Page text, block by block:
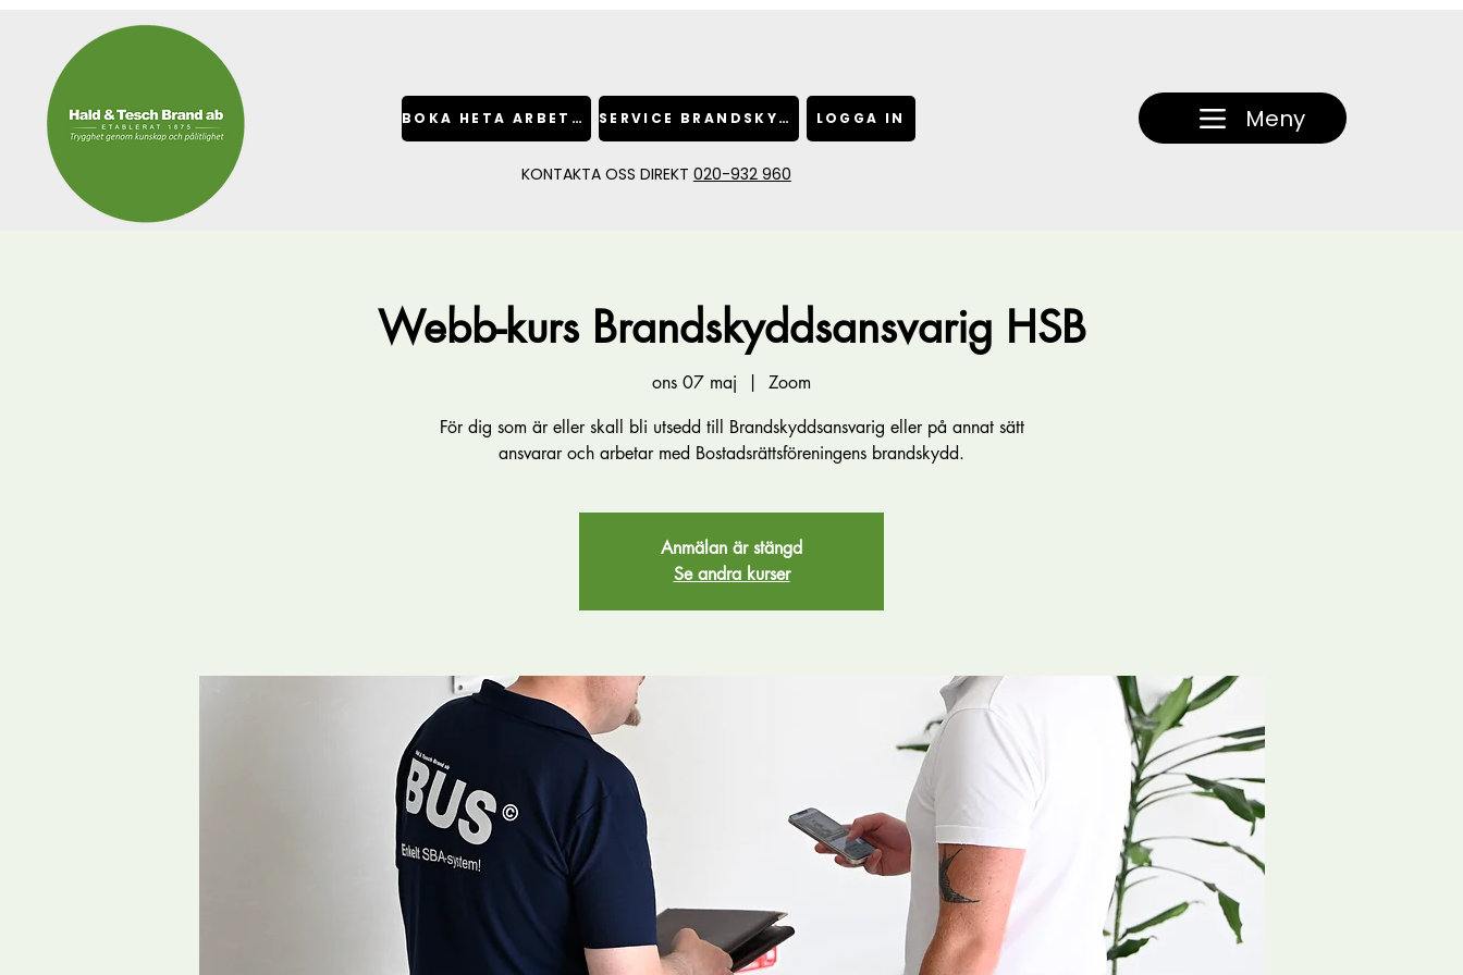
BOKA HETA ARBETEN SERVICE BRANDSKYDD LOGGA IN
KONTAKTA OSS DIREKT 020-932 960
Meny
Webb-kurs Brandskyddsansvarig HSB
ons 07 maj
Zoom
För dig som är eller skall bli utsedd till Brandskyddsansvarig eller på annat sätt
ansvarar och arbetar med Bostadsrättsföreningens brandskydd.
Anmälan är stängd
Se andra kurser